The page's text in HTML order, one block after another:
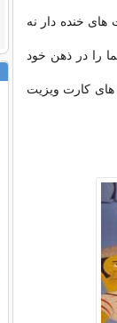
خنده دار نه
را در ذهن خود
طرح از بهترین طرح های کارت ویزیت